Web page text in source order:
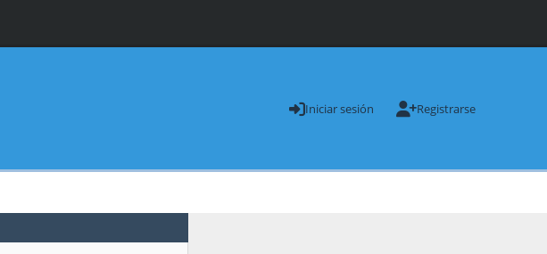
Iniciar sesión Registrarse